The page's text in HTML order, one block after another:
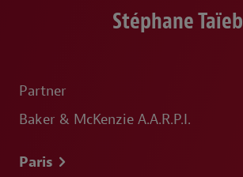
Stéphane Taïeb
Partner
Baker & McKenzie A.A.R.P.I.
Paris